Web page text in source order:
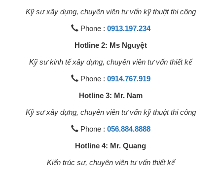
Kỹ sư xây dựng, chuyên viên tư vấn kỹ thuật thi công
Phone : 0913.197.234
Hotline 2: Ms Nguyệt
Kỹ sư kinh tế xây dựng, chuyên viên tư vấn thiết kế
Phone : 0914.767.919
Hotline 3: Mr. Nam
Kỹ sư xây dựng, chuyên viên tư vấn kỹ thuật thi công
Phone : 056.884.8888
Hotline 4: Mr. Quang
Kiến trúc sư, chuyên viên tư vấn thiết kế